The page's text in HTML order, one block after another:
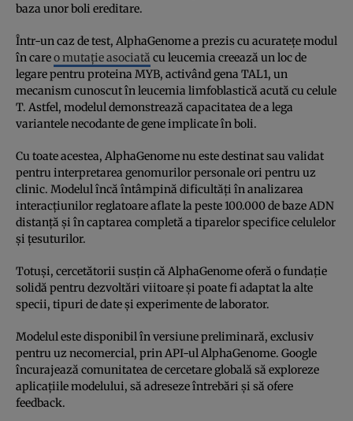
baza unor boli ereditare.
Într-un caz de test, AlphaGenome a prezis cu acuratețe modul
în careo mutație asociată cu leucemia creează un loc de
legare pentru proteina MYB, activând gena TAL1, un
mecanism cunoscut în leucemia limfoblastică acută cu celule
T. Astfel, modelul demonstrează capacitatea de a lega
variantele necodante de gene implicate în boli.
Cu toate acestea, AlphaGenome nu este destinat sau validat
pentru interpretarea genomurilor personale ori pentru uz
clinic. Modelul încă întâmpină dificultăți în analizarea
interacțiunilor reglatoare aflate la peste 100.000 de baze ADN
distanță și în captarea completă a tiparelor specifice celulelor
și țesuturilor.
Totuși, cercetătorii susțin că AlphaGenome oferă o fundație
solidă pentru dezvoltări viitoare și poate fi adaptat la alte
specii, tipuri de date și experimente de laborator.
Modelul este disponibil în versiune preliminară, exclusiv
pentru uz necomercial, prin API-ul AlphaGenome. Google
încurajează comunitatea de cercetare globală să exploreze
aplicațiile modelului, să adreseze întrebări și să ofere
feedback.